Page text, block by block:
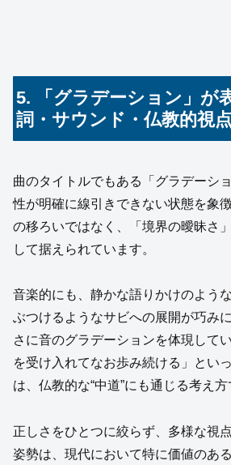
5. 「グラデーション」が
詞・サウンド・仏教的視点
曲のタイトルでもある「グラデーシ
性が明確に線引きできない状態を象
の移ろいではなく、「境界の曖昧さ
して据えられています。
音楽的にも、静かな語りかけのよう
ぶつけるようなサビへの展開が巧み
さに音のグラデーションを体現して
を受け入れてなお歩み続ける」とい
は、仏教的な“中道”にも通じる考え方
正しさをひとつに絞らず、多様な視
姿勢は、現代において特に価値のあ